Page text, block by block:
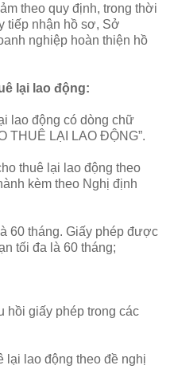
theo quy định, trong thời
tiếp nhận hồ sơ, Sở
nghiệp hoàn thiện hồ
lại lao động:
lao động có dòng chữ
THUÊ LẠI LAO ĐỘNG”.
thuê lại lao động theo
kèm theo Nghị định
60 tháng. Giấy phép được
tối đa là 60 tháng;
hồi giấy phép trong các
lại lao động theo đề nghị